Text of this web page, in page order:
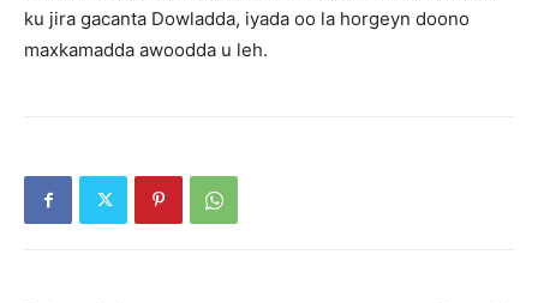
ku jira gacanta Dowladda, iyada oo la horgeyn doono
maxkamadda awoodda u leh.